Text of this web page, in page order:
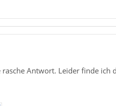
Antwort. Leider finde ich